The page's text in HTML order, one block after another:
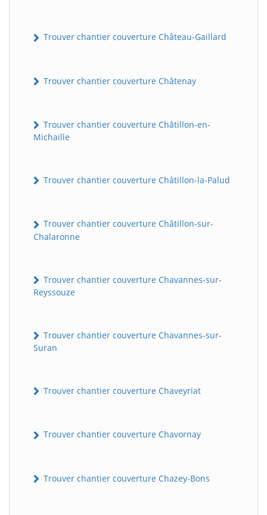
Trouver chantier couverture Château-Gaillard
Trouver chantier couverture Châtenay
Trouver chantier couverture Châtillon-en-
Michaille
Trouver chantier couverture Châtillon-la-Palud
Trouver chantier couverture Châtillon-sur-
Chalaronne
Trouver chantier couverture Chavannes-sur-
Reyssouze
Trouver chantier couverture Chavannes-sur-
Suran
Trouver chantier couverture Chaveyriat
Trouver chantier couverture Chavornay
Trouver chantier couverture Chazey-Bons